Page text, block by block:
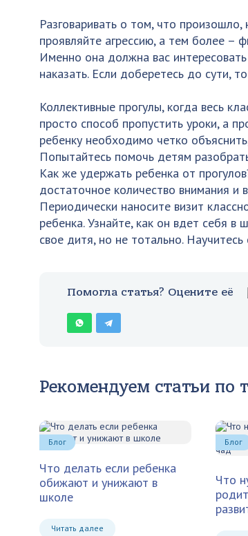
Разговаривать о том, что
проявляйте агрессию, а тем более –
Именно она должна вас
наказать. Если доберетесь до сути,
Коллективные прогулы, когда весь
просто способ пропустить уроки, а
ребенку необходимо четко
Попытайтесь помочь детям
Как же удержать ребенка от
достаточное количество внимания и
Периодически наносите визит
ребенка. Узнайте, как он вдет себя в
свое дитя, но не тотально.
Помогла статья? Оцените её
Рекомендуем статьи по
Что делать если ребенка
обижают и унижают в
школе
Читать далее
Блог
Что
Блог